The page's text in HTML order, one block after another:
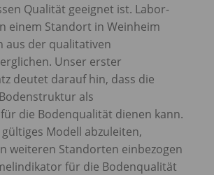
Qualität geeignet ist. Labor-
einem Standort in Weinheim
aus der qualitativen
Unser erster
deutet darauf hin, dass die
als
die Bodenqualität dienen kann.
Modell abzuleiten,
weiteren Standorten einbezogen
für die Bodenqualität